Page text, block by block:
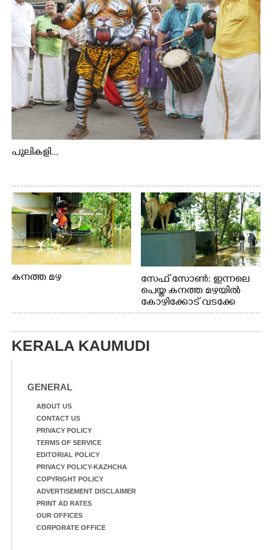
പുലികളി...
കനത്ത മഴ
സേഫ് സോൺ: ഇന്നലെ
പെയ്ത കനത്ത മഴയിൽ
കോഴിക്കോട് വടക്കേ
വയലിൽ വെള്ളം
വെള്ളത്തിലൂടെ
KERALA KAUMUDI
GENERAL
ABOUT US
CONTACT US
PRIVACY POLICY
TERMS OF SERVICE
EDITORIAL POLICY
PRIVACY POLICY-KAZHCHA
COPYRIGHT POLICY
ADVERTISEMENT DISCLAIMER
PRINT AD RATES
OUR OFFICES
CORPORATE OFFICE